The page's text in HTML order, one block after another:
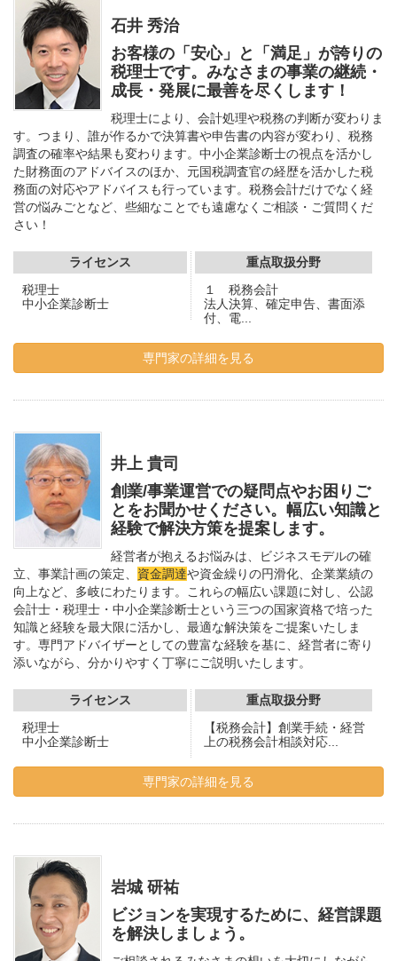
石井 秀治
お客様の「安心」と「満足」が誇りの
税理士です。みなさまの事業の継続・
成長・発展に最善を尽くします！
税理士により、会計処理や税務の判断が変わりま
す。つまり、誰が作るかで決算書や申告書の内容が変わり、税務
調査の確率や結果も変わります。中小企業診断士の視点を活かし
た財務面のアドバイスのほか、元国税調査官の経歴を活かした税
務面の対応やアドバイスも行っています。税務会計だけでなく経
営の悩みごとなど、些細なことでも遠慮なくご相談・ご質問くだ
さい！
ライセンス
税理士
中小企業診断士
重点取扱分野
１ 税務会計
法人決算、確定申告、書面添
付、電...
専門家の詳細を見る
井上 貴司
創業/事業運営での疑問点やお困りご
とをお聞かせください。幅広い知識と
経験で解決方策を提案します。
経営者が抱えるお悩みは、ビジネスモデルの確
立、事業計画の策定、 資金調達や資金繰りの円滑化、企業業績の
向上など、多岐にわたります。これらの幅広い課題に対し、公認
会計士・税理士・中小企業診断士という三つの国家資格で培った
知識と経験を最大限に活かし、最適な解決策をご提案いたしま
す。専門アドバイザーとしての豊富な経験を基に、経営者に寄り
添いながら、分かりやすく丁寧にご説明いたします。
ライセンス
税理士
中小企業診断士
重点取扱分野
【税務会計】創業手続・経営
上の税務会計相談対応...
専門家の詳細を見る
岩城 研祐
ビジョンを実現するために、経営課題
を解決しましょう。